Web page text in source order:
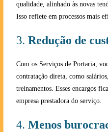
qualidade, alinhado às novas
Isso reflete em processos mais
3. Redução de
Com os Serviços de Portaria,
contratação direta, como
treinamentos. Esses encargos
empresa prestadora do serviço.
4. Menos